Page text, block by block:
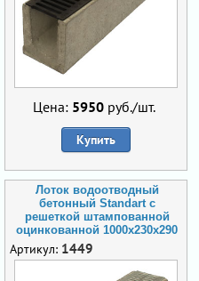
Цена: 5950руб./шт.
Купить
Лоток водоотводный
бетонный Standart с
решеткой штампованной
оцинкованной 1000x230x290
Артикул: 1449